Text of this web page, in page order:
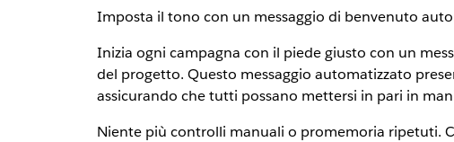
Imposta il tono con un messaggio di benvenuto
Inizia ogni campagna con il piede giusto con un
del progetto. Questo messaggio automatizzato
assicurando che tutti possano mettersi in pari in
Niente più controlli manuali o promemoria ripetuti.